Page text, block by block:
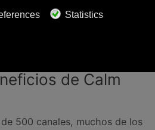
otras aplicaciones
de Calm
500 canales, muchos de los